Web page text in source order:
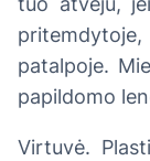
patalpoje.
papildomo
Virtuvė.